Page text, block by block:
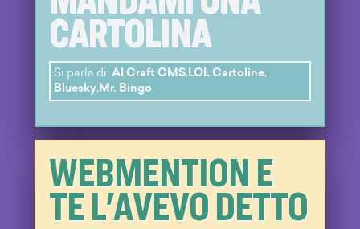
CARTOLINA
Si parla di: AI ,Craft CMS, LOL,Cartoline,
Bluesky, Mr. Bingo
WEBMENTION E
TE L'AVEVO DETTO